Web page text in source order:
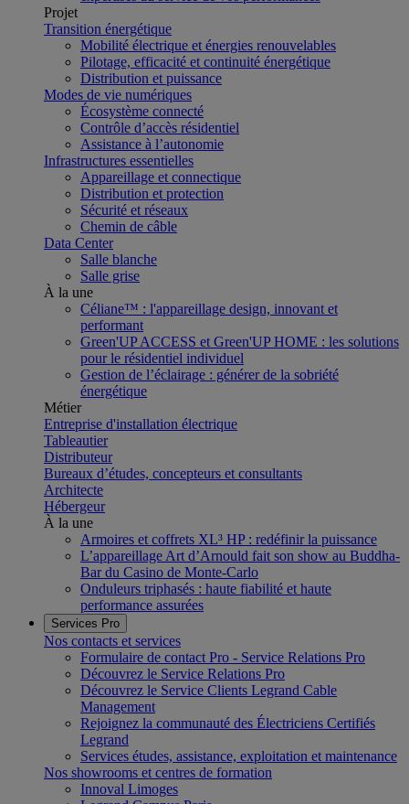
Projet
Transition énergétique
Mobilité électrique et énergies renouvelables
Pilotage, efficacité et continuité énergétique
Distribution et puissance
Modes de vie numériques
Écosystème connecté
Contrôle d’accès résidentiel
Assistance à l’autonomie
Infrastructures essentielles
Appareillage et connectique
Distribution et protection
Sécurité et réseaux
Chemin de câble
Data Center
Salle blanche
Salle grise
À la une
Céliane™ : l'appareillage design, innovant et
performant
Green'UP ACCESS et Green'UP HOME : les solutions
pour le résidentiel individuel
Gestion de l’éclairage : générer de la sobriété
énergétique
Métier
Entreprise d'installation électrique
Tableautier
Distributeur
Bureaux d’études, concepteurs et consultants
Architecte
Hébergeur
À la une
Armoires et coffrets XL³ HP : redéfinir la puissance
L’appareillage Art d’Arnould fait son show au Buddha-
Bar du Casino de Monte-Carlo
Onduleurs triphasés : haute fiabilité et haute
performance assurées
Services Pro
Nos contacts et services
Formulaire de contact Pro - Service Relations Pro
Découvrez le Service Relations Pro
Découvrez le Service Clients Legrand Cable
Management
Rejoignez la communauté des Électriciens Certifiés
Legrand
Services études, assistance, exploitation et maintenance
Nos showrooms et centres de formation
Innoval Limoges